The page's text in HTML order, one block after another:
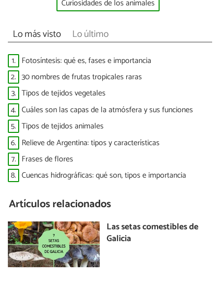
Curiosidades de los animales
Lo más visto Lo último
1. Fotosíntesis: qué es, fases e importancia
2. 30 nombres de frutas tropicales raras
3. Tipos de tejidos vegetales
4. Cuáles son las capas de la atmósfera y sus funciones
5. Tipos de tejidos animales
6. Relieve de Argentina: tipos y características
7. Frases de flores
8. Cuencas hidrográficas: qué son, tipos e importancia
Artículos relacionados
Las setas comestibles de
Galicia